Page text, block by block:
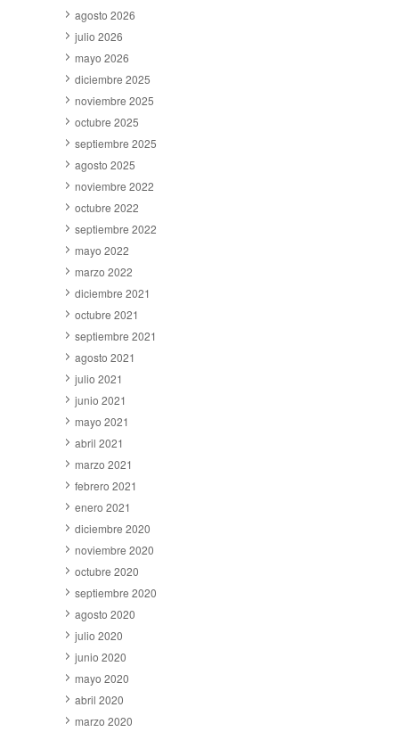
agosto 2026
julio 2026
mayo 2026
diciembre 2025
noviembre 2025
octubre 2025
septiembre 2025
agosto 2025
noviembre 2022
octubre 2022
septiembre 2022
mayo 2022
marzo 2022
diciembre 2021
octubre 2021
septiembre 2021
agosto 2021
julio 2021
junio 2021
mayo 2021
abril 2021
marzo 2021
febrero 2021
enero 2021
diciembre 2020
noviembre 2020
octubre 2020
septiembre 2020
agosto 2020
julio 2020
junio 2020
mayo 2020
abril 2020
marzo 2020